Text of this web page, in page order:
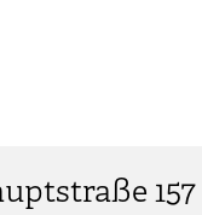
157